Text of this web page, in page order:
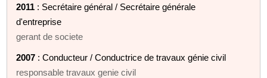
2011 : Secrétaire général / Secrétaire générale
d'entreprise
gerant de societe
2007 : Conducteur / Conductrice de travaux génie civil
responsable travaux genie civil